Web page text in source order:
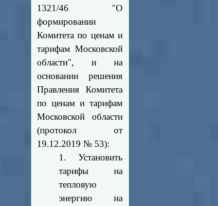
1321/46 "О
формировании
Комитета по ценам и
тарифам Московской
области", и на
основании решения
Правления Комитета
по ценам и тарифам
Московской области
(протокол от
19.12.2019 № 53):
1. Установить
тарифы на
тепловую
энергию на